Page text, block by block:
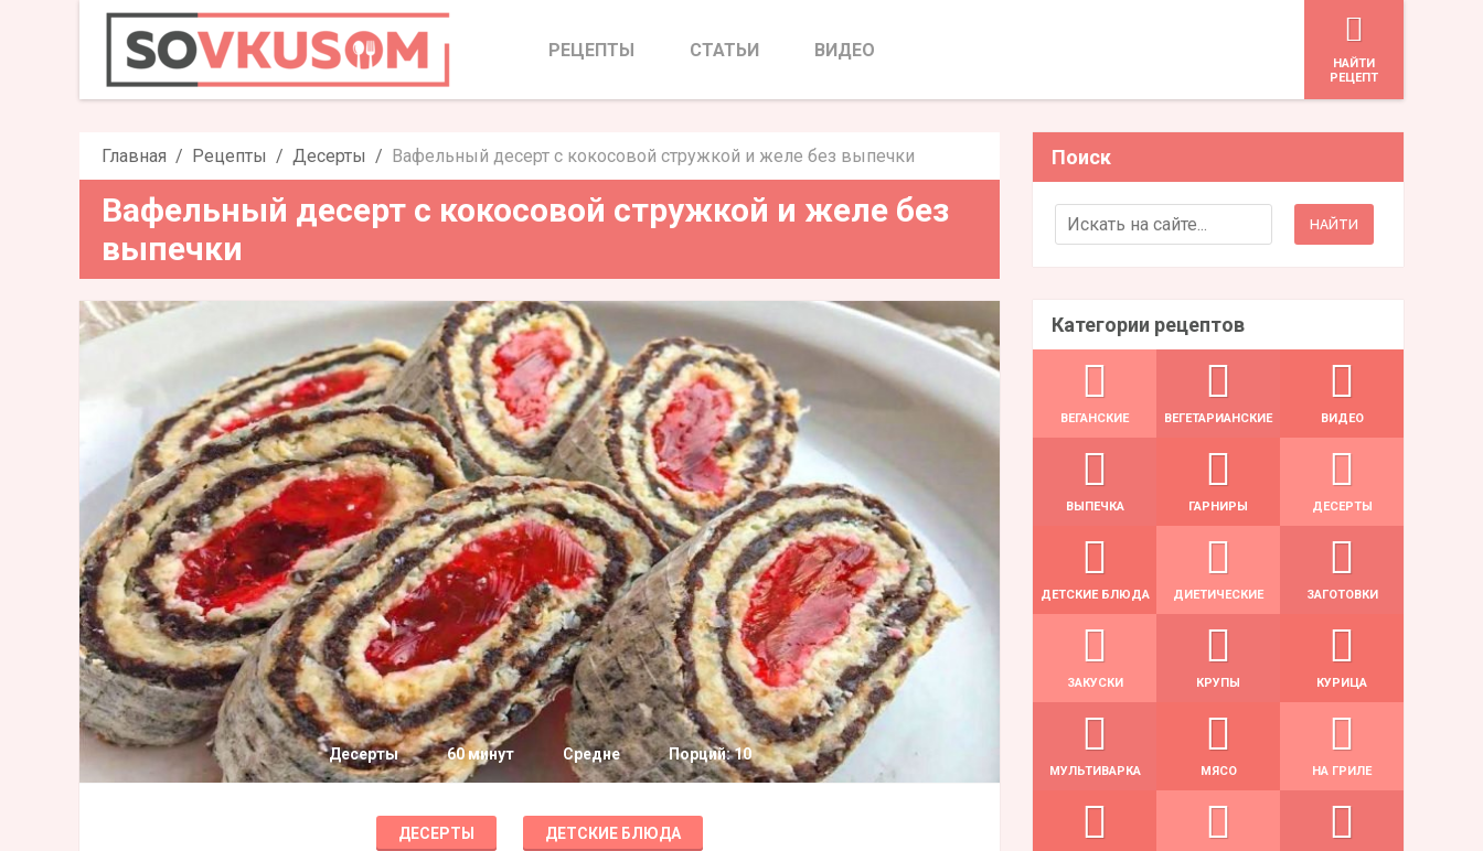
Вафельный десерт с кокосовой стружкой и желе без
выпечкиРЕЦЕПТЫ СТАТЬИ ВИДЕО
HАЙТИ
РЕЦЕПТ
Главная Рецепты Десерты Вафельный десерт с кокосовой стружкой и желе без выпечки
Вафельный десерт с кокосовой стружкой и желе без
выпечки
Десерты 60 минут Средне Порций: 10
ДЕСЕРТЫ ДЕТСКИЕ БЛЮДА
Поиск
Search for:
Категории рецептов
ВЕГАНСКИЕ ВЕГЕТАРИАНСКИЕ ВИДЕО
ВЫПЕЧКА ГАРНИРЫ ДЕСЕРТЫ
ДЕТСКИЕ БЛЮДА ДИЕТИЧЕСКИЕ ЗАГОТОВКИ
ЗАКУСКИ КРУПЫ КУРИЦА
МУЛЬТИВАРКА МЯСО НА ГРИЛЕ